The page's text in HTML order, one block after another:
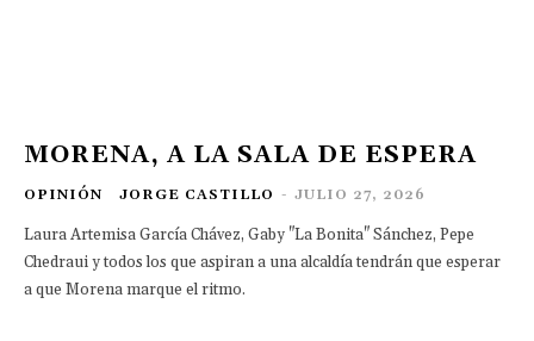
MORENA, A LA SALA DE ESPERA
OPINIÓN JORGE CASTILLO - JULIO 27, 2026
Laura Artemisa García Chávez, Gaby "La Bonita" Sánchez, Pepe
Chedraui y todos los que aspiran a una alcaldía tendrán que esperar
a que Morena marque el ritmo.